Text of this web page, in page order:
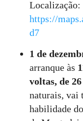
Localização:
https://
d7
1 de
arranque às
voltas, de
naturais, vai
habilidade